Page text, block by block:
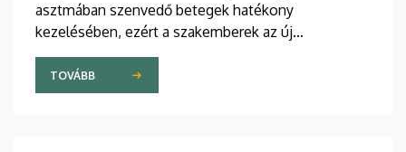
asztmában szenvedő betegek hatékony
kezelésében, ezért a szakemberek az új
gyógyszerek kifejlesztésére irányuló kutatások
felgyorsítását sürgetik. A témában a közelmúltban
jelent meg tanulmány a világ egyik legrangosabb
TOVÁBB